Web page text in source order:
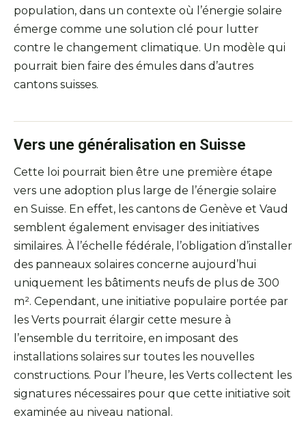
population, dans un contexte où l’énergie solaire
émerge comme une solution clé pour lutter
contre le changement climatique. Un modèle qui
pourrait bien faire des émules dans d’autres
cantons suisses.
Vers une généralisation en Suisse
Cette loi pourrait bien être une première étape
vers une adoption plus large de l’énergie solaire
en Suisse. En effet, les cantons de Genève et Vaud
semblent également envisager des initiatives
similaires. À l’échelle fédérale, l’obligation d’installer
des panneaux solaires concerne aujourd’hui
uniquement les bâtiments neufs de plus de 300
m². Cependant, une initiative populaire portée par
les Verts pourrait élargir cette mesure à
l’ensemble du territoire, en imposant des
installations solaires sur toutes les nouvelles
constructions. Pour l’heure, les Verts collectent les
signatures nécessaires pour que cette initiative soit
examinée au niveau national.